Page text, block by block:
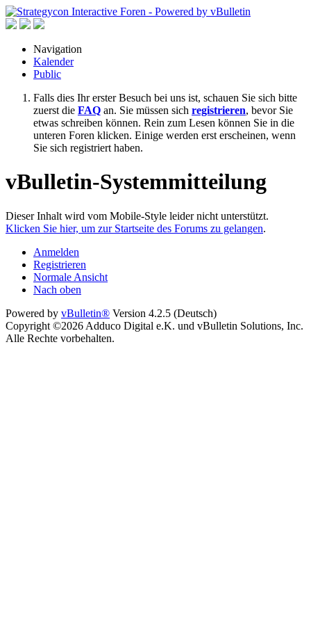
Navigation
Kalender
Public
Falls dies Ihr erster Besuch bei uns ist, schauen Sie sich bitte
zuerst die FAQ an. Sie müssen sich registrieren, bevor Sie
etwas schreiben können. Rein zum Lesen können Sie in die
unteren Foren klicken. Einige werden erst erscheinen, wenn
Sie sich registriert haben.
vBulletin-Systemmitteilung
Dieser Inhalt wird vom Mobile-Style leider nicht unterstützt.
Klicken Sie hier, um zur Startseite des Forums zu gelangen.
Anmelden
Registrieren
Normale Ansicht
Nach oben
Powered by vBulletin® Version 4.2.5 (Deutsch)
Copyright ©2026 Adduco Digital e.K. und vBulletin Solutions, Inc.
Alle Rechte vorbehalten.